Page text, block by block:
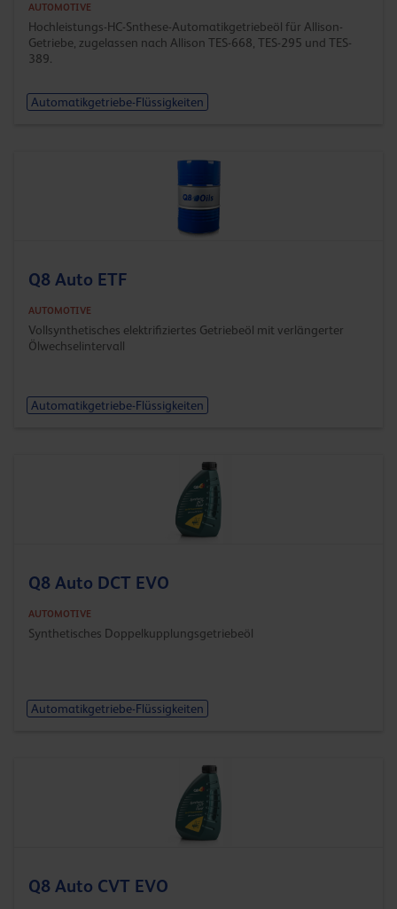
AUTOMOTIVE
Hochleistungs-HC-Snthese-Automatikgetriebeöl für Allison-
Getriebe, zugelassen nach Allison TES-668, TES-295 und TES-
389.
Automatikgetriebe-Flüssigkeiten
Q8 Auto ETF
AUTOMOTIVE
Vollsynthetisches elektrifiziertes Getriebeöl mit verlängerter
Ölwechselintervall
Automatikgetriebe-Flüssigkeiten
Q8 Auto DCT EVO
AUTOMOTIVE
Synthetisches Doppelkupplungsgetriebeöl
Automatikgetriebe-Flüssigkeiten
Q8 Auto CVT EVO